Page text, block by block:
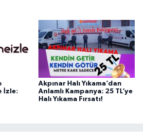
İzle:
Akpınar Halı Yıkama’dan
Anlamlı Kampanya: 25 TL’ye
Halı Yıkama Fırsatı!